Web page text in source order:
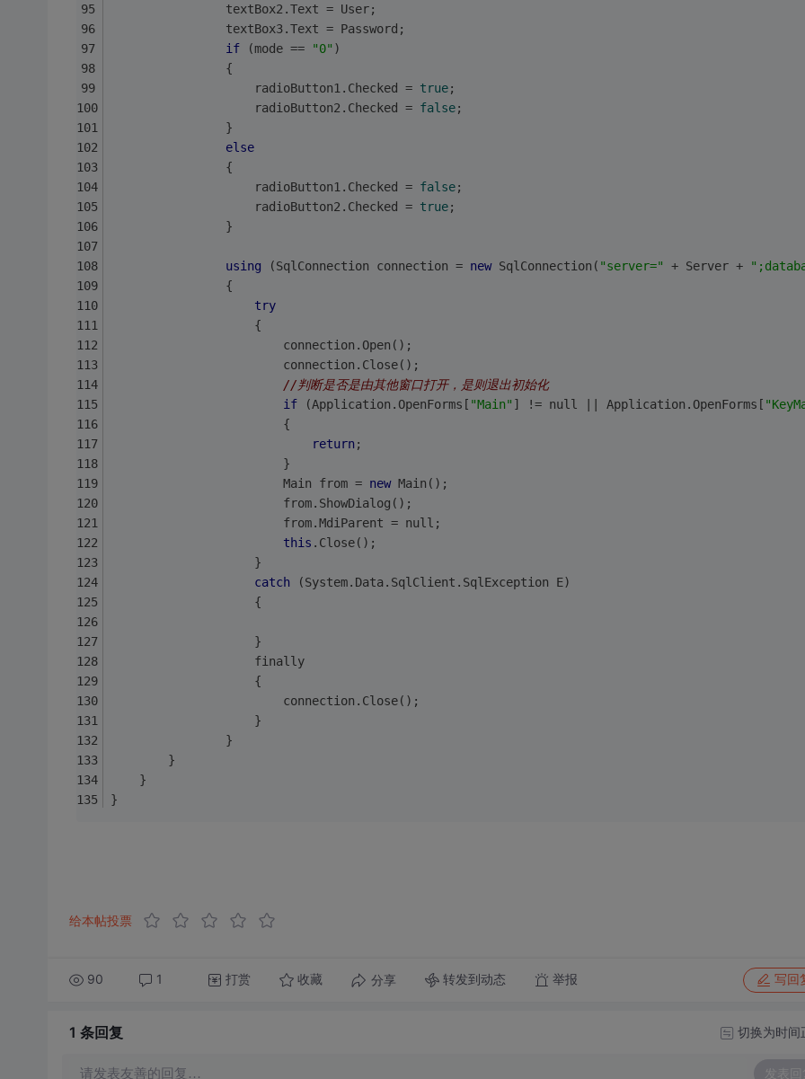
                textBox2.Text = User;
                textBox3.Text = Password;
if (mode == "0" )
                {
                    radioButton1.Checked =
true;
                    radioButton2.Checked =
false;
                }
else
                {
                    radioButton1.Checked =
false;
                    radioButton2.Checked =
true;
                }
using (SqlConnection connection = new SqlConnection( "server=" + Server +
                {
try
                    {
                        connection.Open();
                        connection.Close();
//判断是否是由其他窗口打开，是则退出初始化
if (Application.OpenForms[ "Main" ] != null || Application.OpenForms[
                        {
return;
                        }
                        Main from =
new Main();
                        from.ShowDialog();
                        from.MdiParent = null;
this .Close();
                    }
catch (System.Data.SqlClient.SqlException E)
                    {
                    }
                    finally
                    {
                        connection.Close();
                    }
                }
        }
    }
}
给本帖投票
90 1 打赏 收藏 分享 转发到动态 举报 写回
1 条回复 切换为时间
请发表友善的回复… 发表回